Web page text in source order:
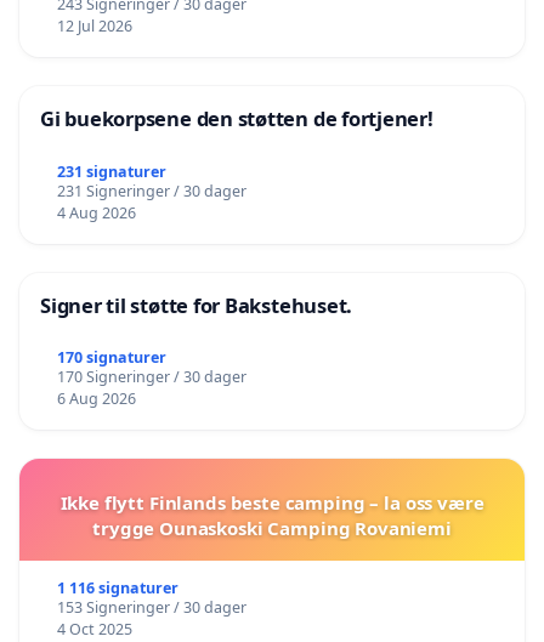
12 Jul 2026
Gi buekorpsene den støtten de fortjener!
231 signaturer
231 Signeringer / 30 dager
4 Aug 2026
Signer til støtte for Bakstehuset.
170 signaturer
170 Signeringer / 30 dager
6 Aug 2026
Ikke flytt Finlands beste camping – la oss være
trygge Ounaskoski Camping Rovaniemi
1 116 signaturer
153 Signeringer / 30 dager
4 Oct 2025